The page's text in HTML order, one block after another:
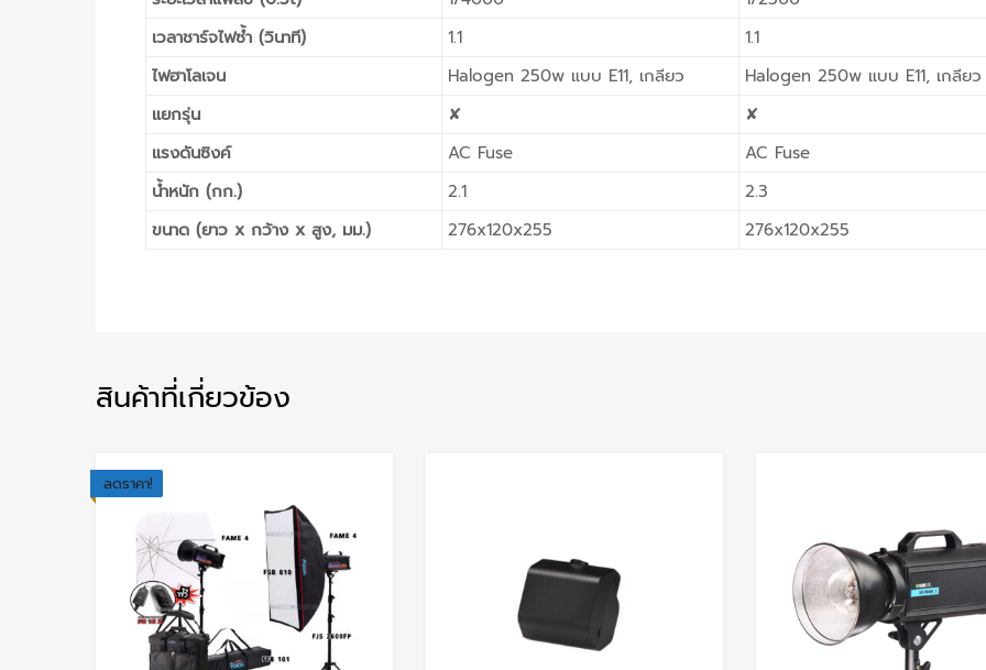
เวลาชาร์จไฟซ้ำ (วินาที)
1.1 1.1
ไฟฮาโลเจน
Halogen 250w แบบ E11, เกลียว Halogen 250w แบบ E11, เกลียว
แยกรุ่น
✘ ✘
แรงดันซิงค์
AC Fuse AC Fuse
น้ำหนัก (กก.)
2.1 2.3
ขนาด (ยาว x กว้าง x สูง, มม.)
276x120x255 276x120x255
สินค้าที่เกี่ยวข้อง
ลดราคา!